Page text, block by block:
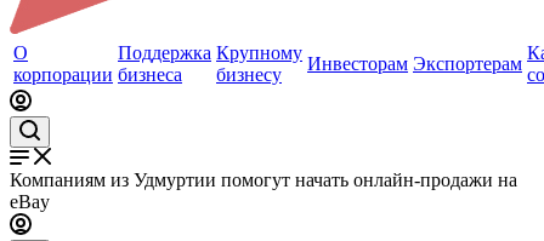
О
корпорации
Поддержка
бизнеса
Крупному
бизнесу
Инвесторам Экспортерам
Компаниям из Удмуртии помогут начать онлайн-продажи на
eBay